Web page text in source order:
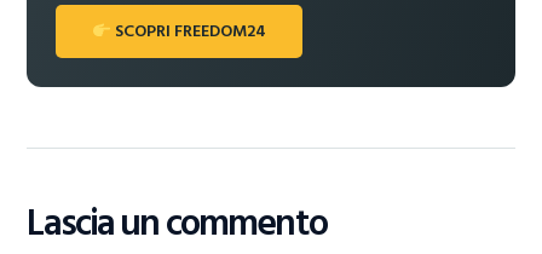
SCOPRI FREEDOM24
Lascia un commento